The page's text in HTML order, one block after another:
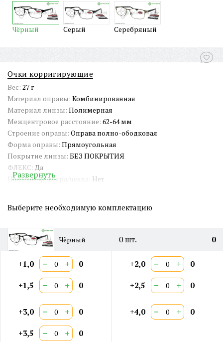
Чёрный Серый Серебряный
Очки корригирующие
Вес: 27 г
Материал оправы: Комбинированная
Материал линзы: Полимерная
Межцентровое расстояние: 62-64 мм
Строение оправы: Оправа полно-ободковая
Форма оправы: Прямоугольная
Покрытие линзы: БЕЗ ПОКРЫТИЯ
ФЛЕКС: Да
Наличие футляра/чехла: Нет
Ширина оправы:138 мм
Страна происхождения:
Артикул:
ES812
Двойная перекладина:
Развернуть
Выберите необходимую комплектацию
Чёрный 0шт. 0
+1,0 − + 0
+1,5 − + 0
+2,0 − + 0
+2,5 − + 0
+3,0 − + 0
+3,5 − + 0
+4,0 − + 0